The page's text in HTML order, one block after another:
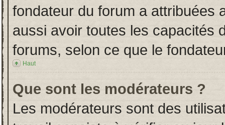
fondateur du forum a attribuées
aussi avoir toutes les capacités
forums, selon ce que le
Haut
Que sont les modérateurs ?
Les modérateurs sont des